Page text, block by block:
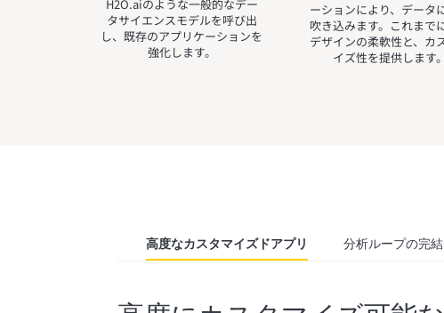
H2O.aiのような一般的なデー
タサイエンスモデルを呼び出
し、既存のアプリケーションを
強化します。
ーションにより、データ
吹き込みます。これまで
デザインの柔軟性と、カ
イズ性を提供します。
高度なカスタマイズドアプリ 分析ループの完結